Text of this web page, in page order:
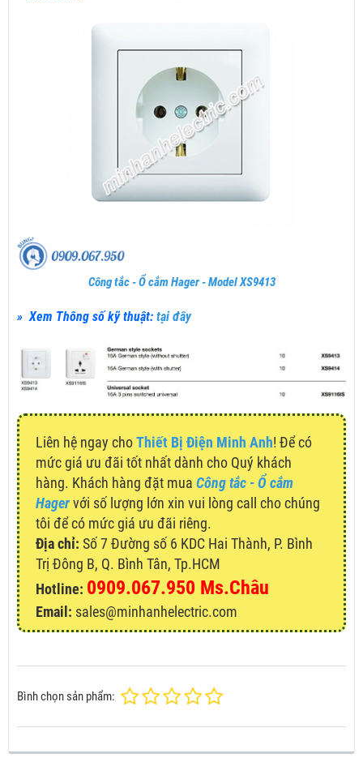
Công tắc - Ổ cắm Hager - Model XS9413
» Xem Thông số kỹ thuật: tại đây
Liên hệ ngay choThiết Bị Điện Minh Anh! Để có
mức giá ưu đãi tốt nhất dành cho Quý khách
hàng. Khách hàng đặt mua Công tắc - Ổ cắm
Hagervới số lượng lớn xin vui lòng call cho chúng
tôi để có mức giá ưu đãi riêng.
Địa chỉ: Số 7 Đường số 6 KDC Hai Thành, P. Bình
Trị Đông B, Q. Bình Tân, Tp.HCM
Hotline: 0909.067.950 Ms.Châu
Email: sales@minhanhelectric.com
Bình chọn sản phẩm: